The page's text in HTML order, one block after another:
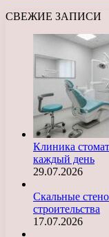
СВЕЖИЕ ЗАПИСИ
Клиника
каждый день
29.07.2026
Скальные
строительства
17.07.2026